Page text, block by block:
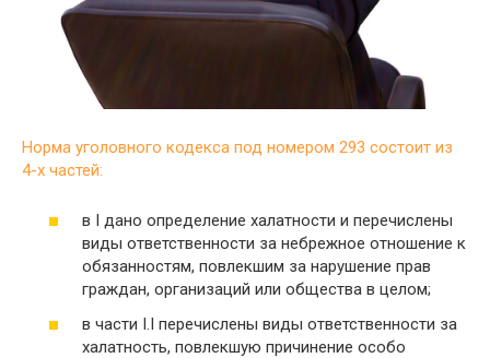
Норма уголовного кодекса под номером 293 состоит из
4-х частей:
в I дано определение халатности и перечислены
виды ответственности за небрежное отношение к
обязанностям, повлекшим за нарушение прав
граждан, организаций или общества в целом;
в части I.I перечислены виды ответственности за
халатность, повлекшую причинение особо